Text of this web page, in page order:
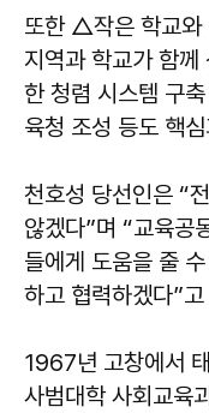
또한 △작은 학교와
지역과 학교가 함
한 청렴 시스템 구
육청 조성 등도 핵
천호성 당선인은 “
않겠다”며 “교육공
들에게 도움을 줄
하고 협력하겠다”
1967년 고창에서
사범대학 사회교육